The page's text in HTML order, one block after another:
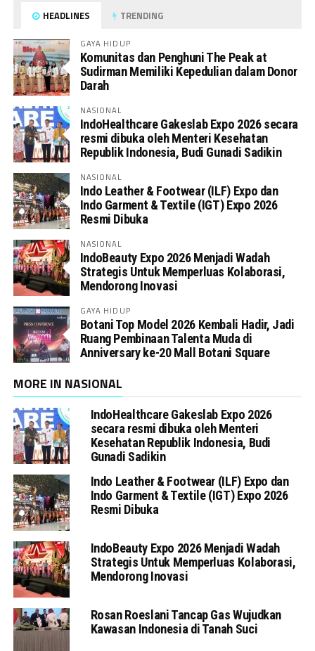
HEADLINES TRENDING
GAYA HIDUP
Komunitas dan Penghuni The Peak at
Sudirman Memiliki Kepedulian dalam Donor
Darah
NASIONAL
IndoHealthcare Gakeslab Expo 2026 secara
resmi dibuka oleh Menteri Kesehatan
Republik Indonesia, Budi Gunadi Sadikin
NASIONAL
Indo Leather & Footwear (ILF) Expo dan
Indo Garment & Textile (IGT) Expo 2026
Resmi Dibuka
NASIONAL
IndoBeauty Expo 2026 Menjadi Wadah
Strategis Untuk Memperluas Kolaborasi,
Mendorong Inovasi
GAYA HIDUP
Botani Top Model 2026 Kembali Hadir, Jadi
Ruang Pembinaan Talenta Muda di
Anniversary ke-20 Mall Botani Square
MORE IN NASIONAL
IndoHealthcare Gakeslab Expo 2026
secara resmi dibuka oleh Menteri
Kesehatan Republik Indonesia, Budi
Gunadi Sadikin
Indo Leather & Footwear (ILF) Expo dan
Indo Garment & Textile (IGT) Expo 2026
Resmi Dibuka
IndoBeauty Expo 2026 Menjadi Wadah
Strategis Untuk Memperluas Kolaborasi,
Mendorong Inovasi
Rosan Roeslani Tancap Gas Wujudkan
Kawasan Indonesia di Tanah Suci